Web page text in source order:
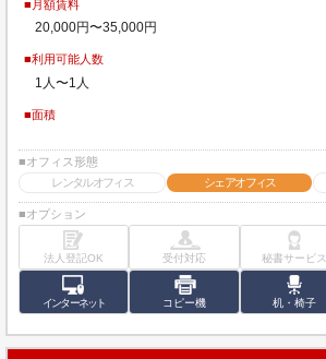
■月額賃料
20,000円〜35,000円
■利用可能人数
1人〜1人
■面積
■オフィス形態
レンタルオフィス
シェアオフィス
■オプション
法人登記OK 受付対応 秘書サービス
インターネット コピー機 机・椅子